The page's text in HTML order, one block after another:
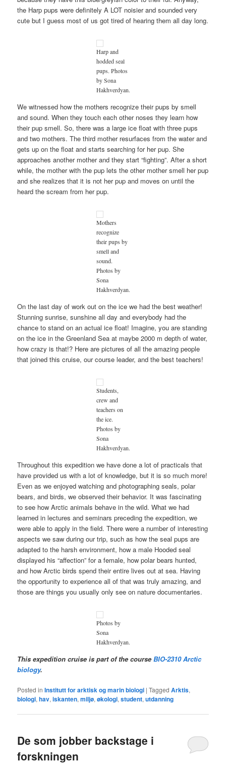
the Harp pups were definitely A LOT noisier and sounded very
cute but I guess most of us got tired of hearing them all day long.
Harp and
hodded seal
pups. Photos
by Sona
Hakhverdyan.
We witnessed how the mothers recognize their pups by smell
and sound. When they touch each other noses they learn how
their pup smell. So, there was a large ice float with three pups
and two mothers. The third mother resurfaces from the water and
gets up on the float and starts searching for her pup. She
approaches another mother and they start “fighting”. After a short
while, the mother with the pup lets the other mother smell her pup
and she realizes that it is not her pup and moves on until the
heard the scream from her pup.
Mothers
recognize
their pups by
smell and
sound.
Photos by
Sona
Hakhverdyan.
On the last day of work out on the ice we had the best weather!
Stunning sunrise, sunshine all day and everybody had the
chance to stand on an actual ice float! Imagine, you are standing
on the ice in the Greenland Sea at maybe 2000 m depth of water,
how crazy is that!? Here are pictures of all the amazing people
that joined this cruise, our course leader, and the best teachers!
Students,
crew and
teachers on
the ice.
Photos by
Sona
Hakhverdyan.
Throughout this expedition we have done a lot of practicals that
have provided us with a lot of knowledge, but it is so much more!
Even as we enjoyed watching and photographing seals, polar
bears, and birds, we observed their behavior. It was fascinating
to see how Arctic animals behave in the wild. What we had
learned in lectures and seminars preceding the expedition, we
were able to apply in the field. There were a number of interesting
aspects we saw during our trip, such as how the seal pups are
adapted to the harsh environment, how a male Hooded seal
displayed his “affection” for a female, how polar bears hunted,
and how Arctic birds spend their entire lives out at sea. Having
the opportunity to experience all of that was truly amazing, and
those are things you usually only see on nature documentaries.
Photos by
Sona
Hakhverdyan.
This expedition cruise is part of the courseBIO-2310 Arctic
biology.
Posted in Institutt for arktisk og marin biologi |Tagged Arktis,
biologi,hav,iskanten,miljø,økologi,student,utdanning
De som jobber backstage i
forskningen